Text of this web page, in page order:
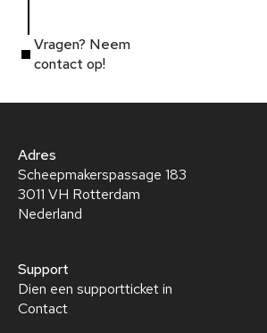
Vragen? Neem
contact op!
Adres
Scheepmakerspassage 183
3011 VH Rotterdam
Nederland
Support
Dien een supportticket in
Contact